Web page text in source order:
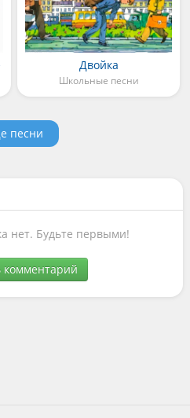
Двойка
Школьные песни
песни
нет. Будьте первыми!
комментарий